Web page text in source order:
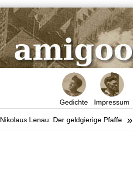
Gedichte Impressum
Nikolaus Lenau: Der geldgierige Pfaffe »